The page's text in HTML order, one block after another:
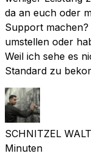
da an euch oder
Support
umstellen oder
Weil ich sehe es
Standard zu
SCHNITZEL
Minuten